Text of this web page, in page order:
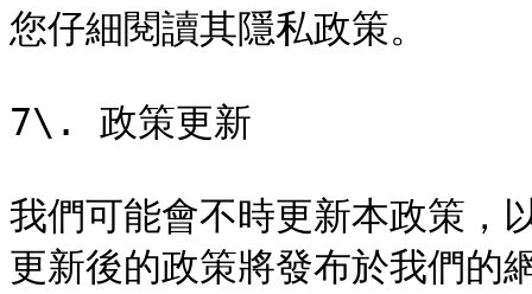
您仔細閱讀其隱私政策。
7\. 政策更新
我們可能會不時更新本政策，
更新後的政策將發布於我們的